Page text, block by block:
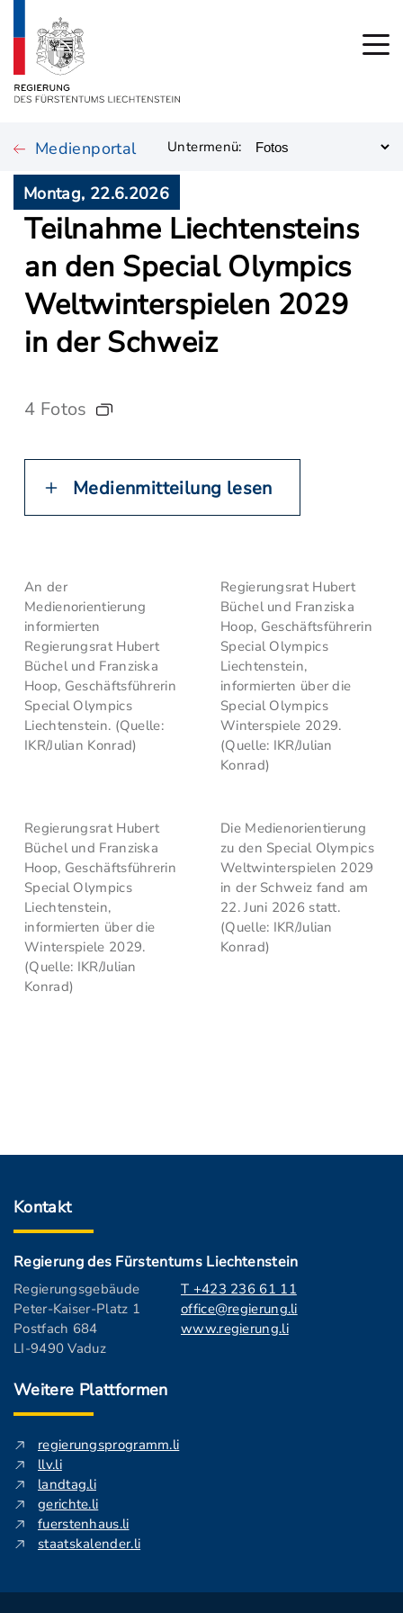
Medienportal Untermenü:
Montag, 22.6.2026
Teilnahme Liechtensteins
an den Special Olympics
Weltwinterspielen 2029
in der Schweiz
4 Fotos
Medienmitteilung lesen
An der
Medienorientierung
informierten
Regierungsrat Hubert
Büchel und Franziska
Hoop, Geschäftsführerin
Special Olympics
Liechtenstein. (Quelle:
IKR/Julian Konrad)
Regierungsrat Hubert
Büchel und Franziska
Hoop, Geschäftsführerin
Special Olympics
Liechtenstein,
informierten über die
Special Olympics
Winterspiele 2029.
(Quelle: IKR/Julian
Konrad)
Regierungsrat Hubert
Büchel und Franziska
Hoop, Geschäftsführerin
Special Olympics
Liechtenstein,
informierten über die
Winterspiele 2029.
(Quelle: IKR/Julian
Konrad)
Die Medienorientierung
zu den Special Olympics
Weltwinterspielen 2029
in der Schweiz fand am
22. Juni 2026 statt.
(Quelle: IKR/Julian
Konrad)
Kontakt
Regierung des Fürstentums Liechtenstein
Regierungsgebäude
Peter-Kaiser-Platz 1
Postfach 684
LI-9490 Vaduz
T +423 236 61 11
office@regierung.li
www.regierung.li
Weitere Plattformen
regierungsprogramm.li
llv.li
landtag.li
gerichte.li
fuerstenhaus.li
staatskalender.li